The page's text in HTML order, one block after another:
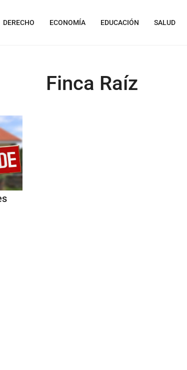
DERECHO ECONOMÍA EDUCACIÓN SALUD
Finca Raíz